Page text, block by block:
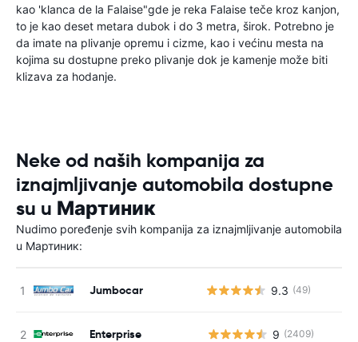
kao 'klanca de la Falaise"gde je reka Falaise teče kroz kanjon,
to je kao deset metara dubok i do 3 metra, širok. Potrebno je
da imate na plivanje opremu i cizme, kao i većinu mesta na
kojima su dostupne preko plivanje dok je kamenje može biti
klizava za hodanje.
Neke od naših kompanija za
iznajmljivanje automobila dostupne
su u Мартиник
Nudimo poređenje svih kompanija za iznajmljivanje automobila
u Мартиник:
Jumbocar 9.3 (49)
Enterprise 9 (2409)